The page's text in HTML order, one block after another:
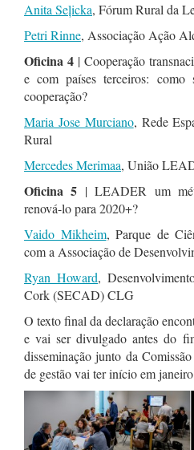
Anita Seļicka, Fórum Rural da
Petri Rinne, Associação Ação
Oficina 4 | Cooperação
e com países terceiros:
cooperação?
Maria Jose Murciano, Rede
Rural
Mercedes Merimaa, União
Oficina 5 | LEADER um
renová-lo para 2020+?
Vaido Mikheim, Parque de
com a Associação de
Ryan Howard,
Cork (SECAD) CLG
O texto final da declaração
e vai ser divulgado antes do
disseminação junto da
de gestão vai ter início em